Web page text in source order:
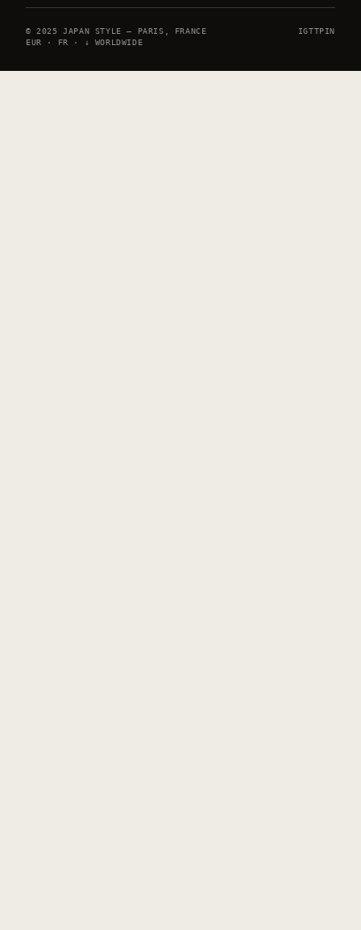
© 2025 JAPAN STYLE — PARIS, FRANCE IGTTPIN
EUR · FR · ↓ WORLDWIDE